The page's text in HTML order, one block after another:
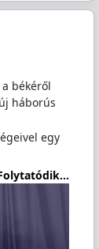
békéről
háborús
egy